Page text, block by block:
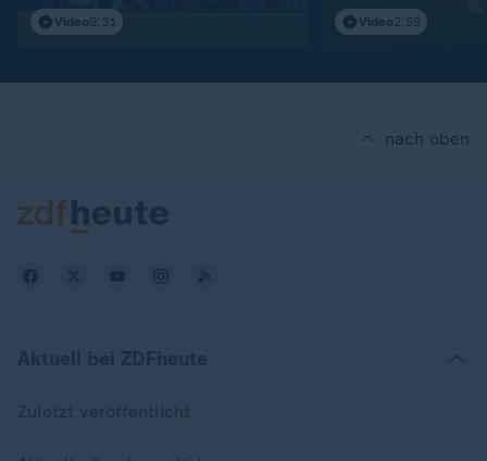
Video9:31 Video2:59
nach oben